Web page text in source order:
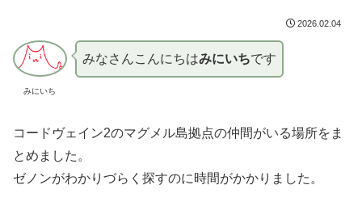
2026.02.04
みにいち
みなさんこんにちはみにいちです
コードヴェイン2のマグメル島拠点の仲間がいる場所をま
とめました。
ゼノンがわかりづらく探すのに時間がかかりました。